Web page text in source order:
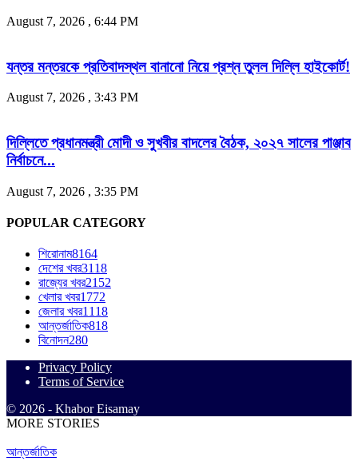
August 7, 2026 , 6:44 PM
যন্তর মন্তরকে প্রতিবাদস্থল বানানো নিয়ে প্রশ্ন তুলল দিল্লি হাইকোর্ট!
August 7, 2026 , 3:43 PM
দিল্লিতে প্রধানমন্ত্রী মোদী ও সুখবীর বাদলের বৈঠক, ২০২৭ সালের পাঞ্জাব
নির্বাচনে...
August 7, 2026 , 3:35 PM
POPULAR CATEGORY
শিরোনাম8164
দেশের খবর3118
রাজ্যের খবর2152
খেলার খবর1772
জেলার খবর1118
আন্তর্জাতিক818
বিনোদন280
Privacy Policy
Terms of Service
© 2026 - Khabor Eisamay
MORE STORIES
আন্তর্জাতিক